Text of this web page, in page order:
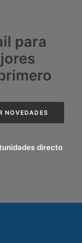
para
directo